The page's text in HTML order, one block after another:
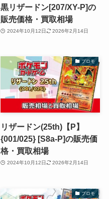
黒リザードン[207/XY-P]の
販売価格・買取相場
2024年10月12日 2026年2月14日
プロモ
リザードン(25th)【P】
{001/025} [S8a-P]の販売価
格・買取相場
2024年10月12日 2026年2月14日
プロモ